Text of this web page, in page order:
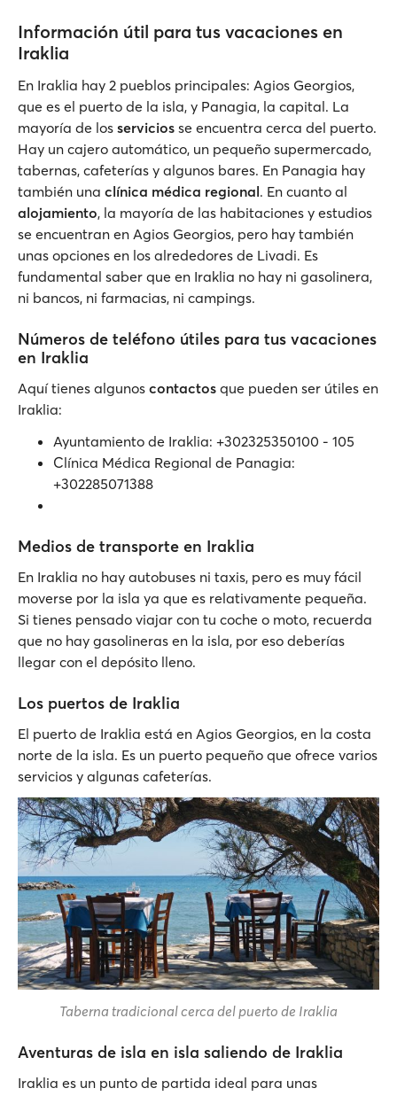
Información útil para tus vacaciones en
Iraklia
En Iraklia hay 2 pueblos principales: Agios Georgios,
que es el puerto de la isla, y Panagia, la capital. La
mayoría de los servicios se encuentra cerca del puerto.
Hay un cajero automático, un pequeño supermercado,
tabernas, cafeterías y algunos bares. En Panagia hay
también una clínica médica regional. En cuanto al
alojamiento, la mayoría de las habitaciones y estudios
se encuentran en Agios Georgios, pero hay también
unas opciones en los alrededores de Livadi. Es
fundamental saber que en Iraklia no hay ni gasolinera,
ni bancos, ni farmacias, ni campings.
Números de teléfono útiles para tus vacaciones
en Iraklia
Aquí tienes algunos contactos que pueden ser útiles en
Iraklia:
Ayuntamiento de Iraklia: +302325350100 - 105
Clínica Médica Regional de Panagia:
+302285071388
Medios de transporte en Iraklia
En Iraklia no hay autobuses ni taxis, pero es muy fácil
moverse por la isla ya que es relativamente pequeña.
Si tienes pensado viajar con tu coche o moto, recuerda
que no hay gasolineras en la isla, por eso deberías
llegar con el depósito lleno.
Los puertos de Iraklia
El puerto de Iraklia está en Agios Georgios, en la costa
norte de la isla. Es un puerto pequeño que ofrece varios
servicios y algunas cafeterías.
Taberna tradicional cerca del puerto de Iraklia
Aventuras de isla en isla saliendo de Iraklia
Iraklia es un punto de partida ideal para unas